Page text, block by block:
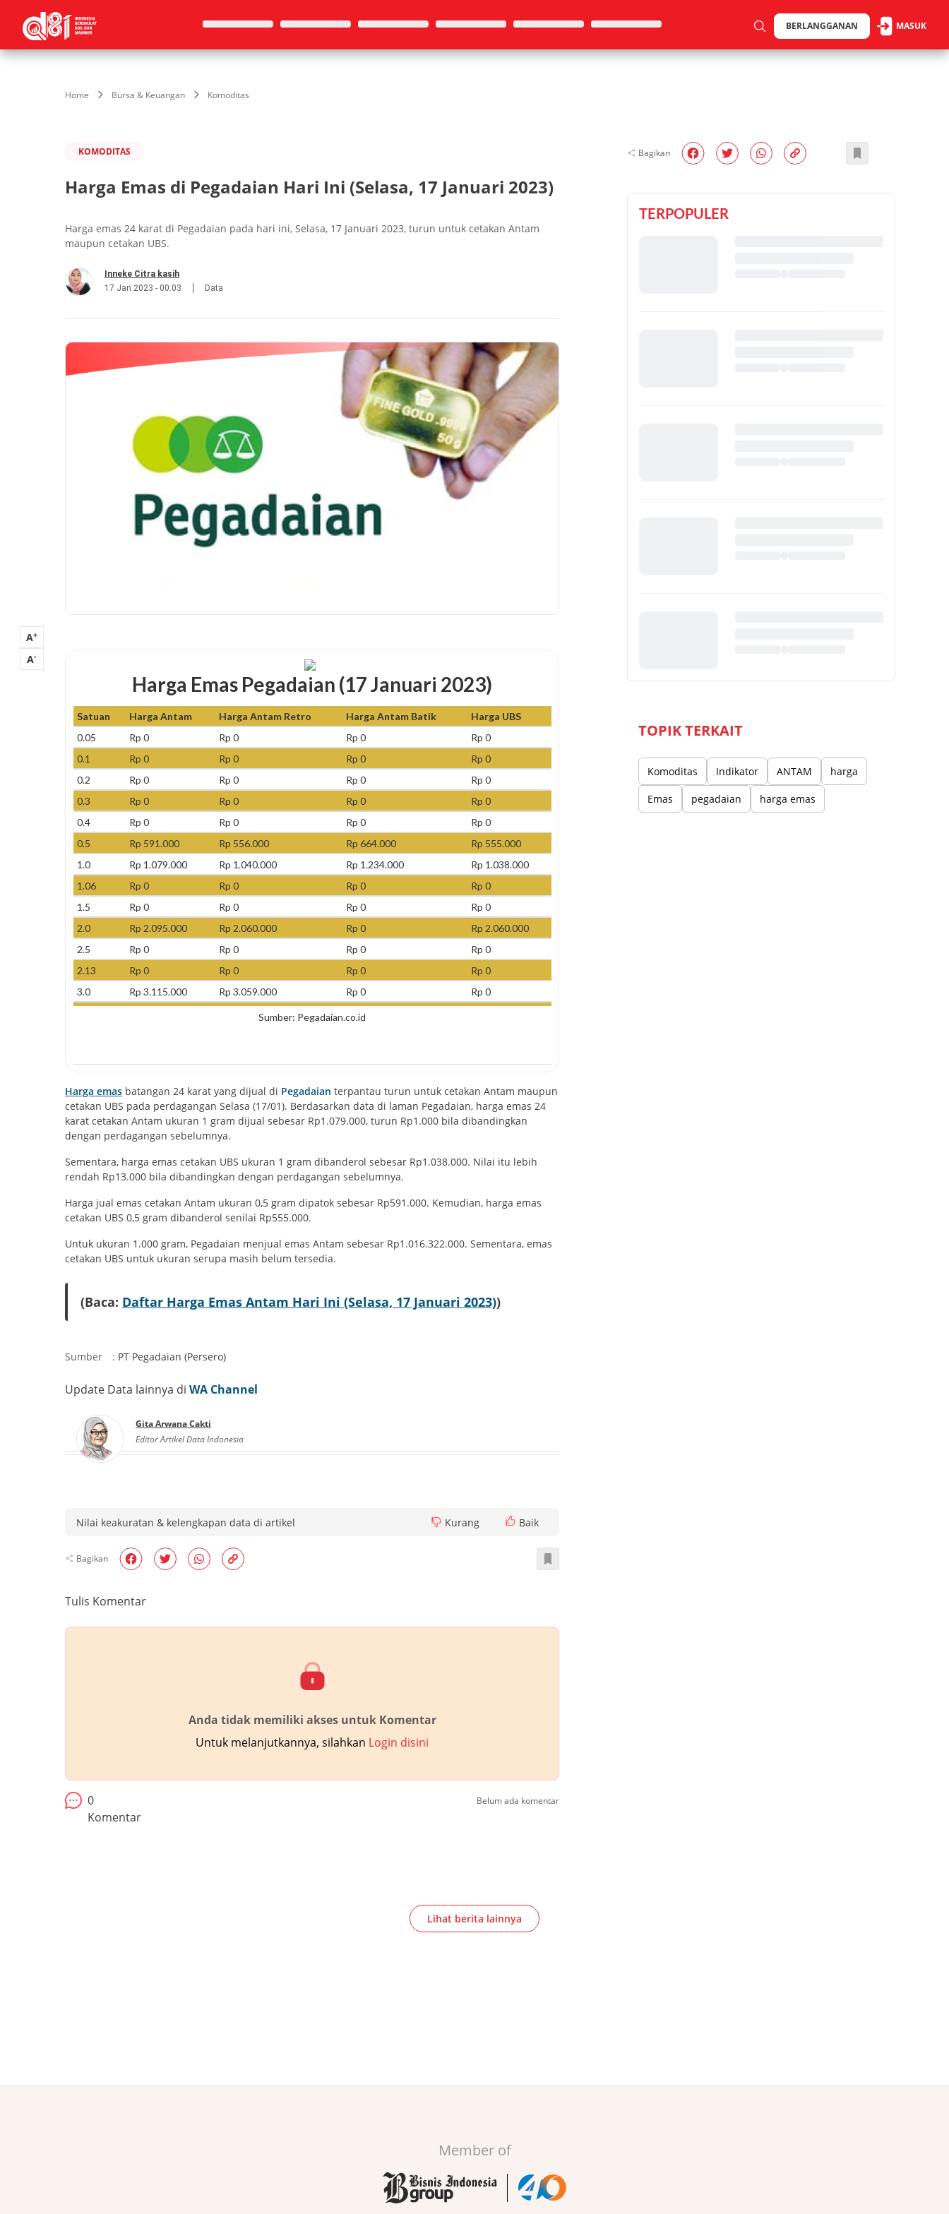
BERLANGGANAN MASUK
Home Bursa & Keuangan Komoditas
KOMODITAS
Harga Emas di Pegadaian Hari Ini (Selasa, 17 Januari 2023)
Harga emas 24 karat di Pegadaian pada hari ini, Selasa, 17 Januari 2023, turun untuk cetakan Antam
maupun cetakan UBS.
Inneke Citra kasih
17 Jan 2023 - 00.03
Data
A+
A-
Harga emas batangan 24 karat yang dijual di Pegadaian terpantau turun untuk cetakan Antam maupun
cetakan UBS pada perdagangan Selasa (17/01). Berdasarkan data di laman Pegadaian, harga emas 24
karat cetakan Antam ukuran 1 gram dijual sebesar Rp1.079.000, turun Rp1.000 bila dibandingkan
dengan perdagangan sebelumnya.
Sementara, harga emas cetakan UBS ukuran 1 gram dibanderol sebesar Rp1.038.000. Nilai itu lebih
rendah Rp13.000 bila dibandingkan dengan perdagangan sebelumnya.
Harga jual emas cetakan Antam ukuran 0,5 gram dipatok sebesar Rp591.000. Kemudian, harga emas
cetakan UBS 0,5 gram dibanderol senilai Rp555.000.
Untuk ukuran 1.000 gram, Pegadaian menjual emas Antam sebesar Rp1.016.322.000. Sementara, emas
cetakan UBS untuk ukuran serupa masih belum tersedia.
(Baca: Daftar Harga Emas Antam Hari Ini (Selasa, 17 Januari 2023))
Sumber : PT Pegadaian (Persero)
Update Data lainnya di WA Channel
Gita Arwana Cakti
Editor Artikel Data Indonesia
Nilai keakuratan & kelengkapan data di artikel Kurang Baik
Bagikan
Tulis Komentar
Anda tidak memiliki akses untuk Komentar
Untuk melanjutkannya, silahkan Login disini
0
Komentar
Belum ada komentar
Bagikan
TERPOPULER
TOPIK TERKAIT
Komoditas Indikator ANTAM harga
Emas pegadaian harga emas
Lihat berita lainnya
Member of